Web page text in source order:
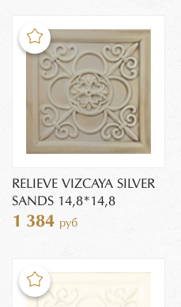
RELIEVE VIZCAYA SILVER
SANDS 14,8*14,8
1 384 руб